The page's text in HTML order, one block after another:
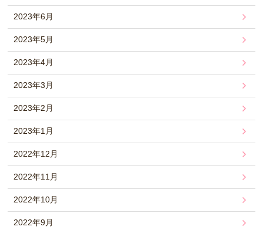
2023年6月
2023年5月
2023年4月
2023年3月
2023年2月
2023年1月
2022年12月
2022年11月
2022年10月
2022年9月